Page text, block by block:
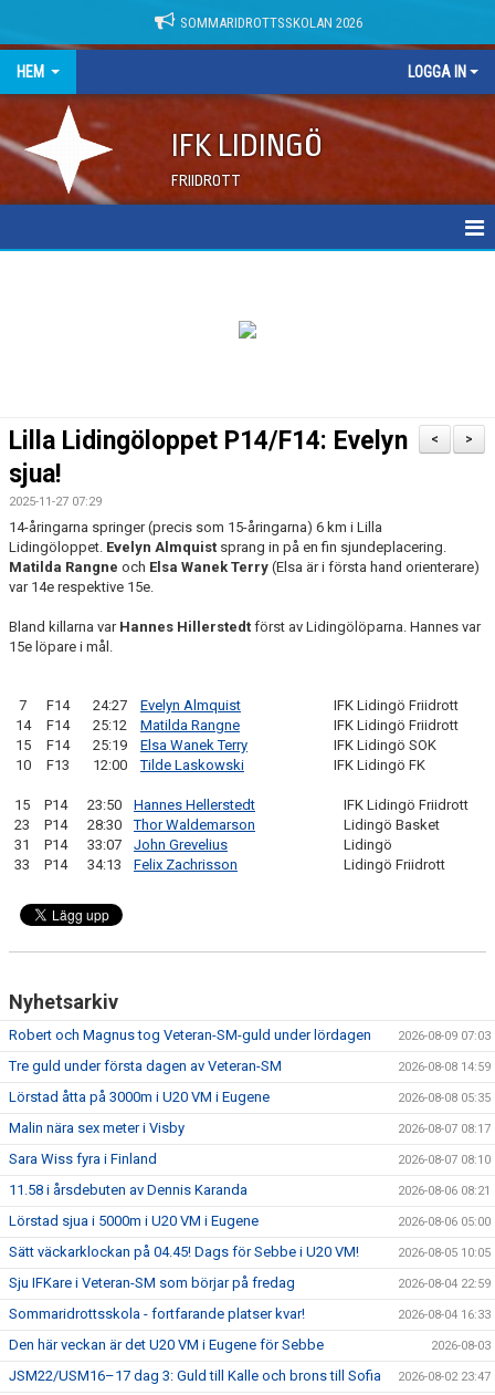
SOMMARIDROTTSSKOLAN 2026
HEM LOGGA IN
IFK LIDINGÖ
FRIIDROTT
>
<
Lilla Lidingöloppet P14/F14: Evelyn
sjua!
2025-11-27 07:29
14-åringarna springer (precis som 15-åringarna) 6 km i Lilla
Lidingöloppet. Evelyn Almquist sprang in på en fin sjundeplacering.
Matilda Rangne och Elsa Wanek Terry (Elsa är i första hand orienterare)
var 14e respektive 15e.
Bland killarna var Hannes Hillerstedt först av Lidingölöparna. Hannes var
15e löpare i mål.
7 F14 24:27 Evelyn Almquist
IFK Lidingö Friidrott
14
F14 25:12 Matilda Rangne
IFK Lidingö Friidrott
15
F14 25:19 Elsa Wanek Terry
IFK Lidingö SOK
10
F13 12:00 Tilde Laskowski IFK Lidingö FK
15 P14 23:50 Hannes Hellerstedt
IFK Lidingö Friidrott
23
P14 28:30 Thor Waldemarson
Lidingö Basket
31
P14 33:07 John Grevelius
Lidingö
33
P14 34:13 Felix Zachrisson Lidingö Friidrott
Nyhetsarkiv
Robert och Magnus tog Veteran-SM-guld under lördagen 2026-08-09 07:03
Tre guld under första dagen av Veteran-SM 2026-08-08 14:59
Lörstad åtta på 3000m i U20 VM i Eugene 2026-08-08 05:35
Malin nära sex meter i Visby 2026-08-07 08:17
Sara Wiss fyra i Finland 2026-08-07 08:10
11.58 i årsdebuten av Dennis Karanda 2026-08-06 08:21
Lörstad sjua i 5000m i U20 VM i Eugene 2026-08-06 05:00
Sätt väckarklockan på 04.45! Dags för Sebbe i U20 VM! 2026-08-05 10:05
Sju IFKare i Veteran-SM som börjar på fredag 2026-08-04 22:59
Sommaridrottsskola - fortfarande platser kvar! 2026-08-04 16:33
Den här veckan är det U20 VM i Eugene för Sebbe 2026-08-03
JSM22/USM16–17 dag 3: Guld till Kalle och brons till Sofia 2026-08-02 23:47